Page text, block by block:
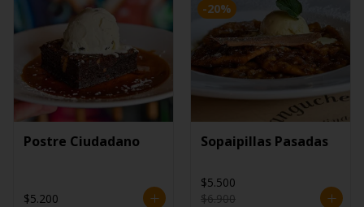
Postre Ciudadano
$5.200
-20%
Sopaipillas Pasadas
$5.500
$6.900